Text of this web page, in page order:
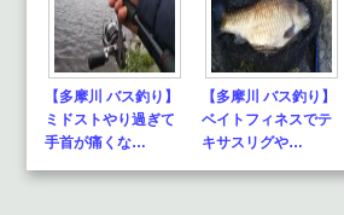
【多摩川 バス釣り】
ミドストやり過ぎて
手首が痛くな…
【多摩川 バス釣り】
ベイトフィネスでテ
キサスリグや…